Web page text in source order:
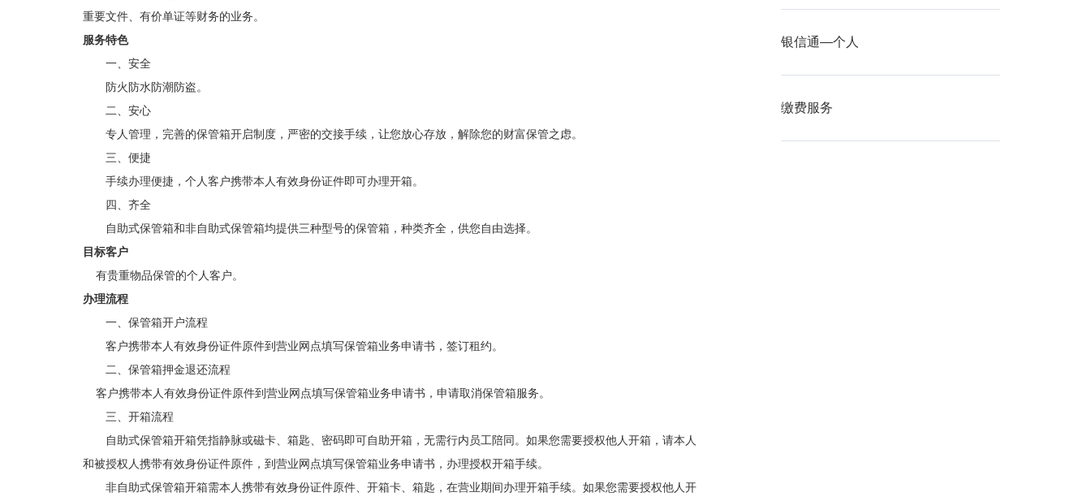
重要文件、有价单证等财务的业务。
服务特色
一、安全
防火防水防潮防盗。
二、 安心
专人管理，完善的保管箱开启制度，严密的交接手续，让您放心存放，解除您的财富保管之虑。
三、 便捷
手续办理便捷，个人客户携带本人有效身份证件即可办理开箱。
四、 齐全
自助式保管箱和非自助式保管箱均提供三种型号的保管箱，种类齐全，供您自由选择。
目标客户
有贵重物品保管的个人客户。
办理流程
一、保管箱开户流程
客户携带本人有效身份证件原件到营业网点填写保管箱业务申请书，签订租约。
二、 保管箱押金退还流程
客户携带本人有效身份证件原件到营业网点填写保管箱业务申请书，申请取消保管箱服务。
三、开箱流程
自助式保管箱开箱凭指静脉或磁卡、箱匙、密码即可自助开箱，无需行内员工陪同。如果您需要授权他人开箱，请本人
和被授权人携带有效身份证件原件，到营业网点填写保管箱业务申请书，办理授权开箱手续。
非自助式保管箱开箱需本人携带有效身份证件原件、开箱卡、箱匙，在营业期间办理开箱手续。如果您需要授权他人开
银信通—个人
缴费服务